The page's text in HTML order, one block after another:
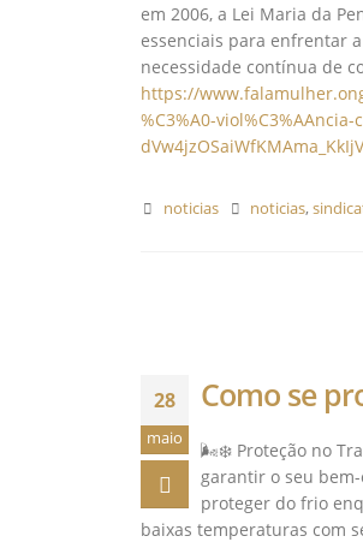
em 2006, a Lei Maria da
essenciais para enfrentar
necessidade contínua de
https://
%C3%A0-
noticias noticias,
28
maio
Como se
🌬️❄️ Proteção no
garantir o seu
proteger do frio
baixas temperaturas com